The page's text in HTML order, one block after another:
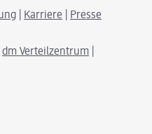
Karriere Presse
dm Verteilzentrum